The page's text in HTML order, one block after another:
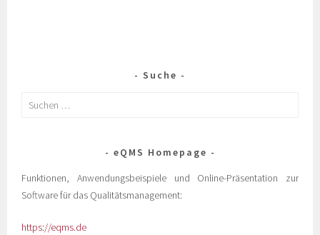
Suche
eQMS Homepage
Funktionen, Anwendungsbeispiele und Online-Präsentation zur
Software für das Qualitätsmanagement:
https://eqms.de